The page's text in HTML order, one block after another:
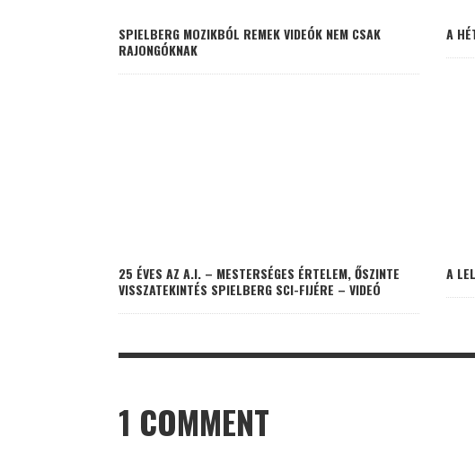
SPIELBERG MOZIKBÓL REMEK VIDEÓK NEM CSAK
RAJONGÓKNAK
A
25 ÉVES AZ A.I. – MESTERSÉGES ÉRTELEM, ŐSZINTE
VISSZATEKINTÉS SPIELBERG SCI-FIJÉRE – VIDEÓ
A
1 COMMENT